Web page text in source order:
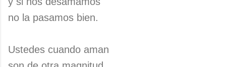
no la pasamos bien.
Ustedes cuando aman